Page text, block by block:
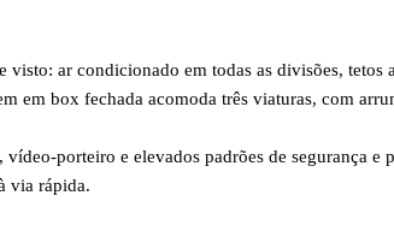
ar condicionado em todas as divisões,
em box fechada acomoda três viaturas, com
porteiro e elevados padrões de segurança
via rápida.